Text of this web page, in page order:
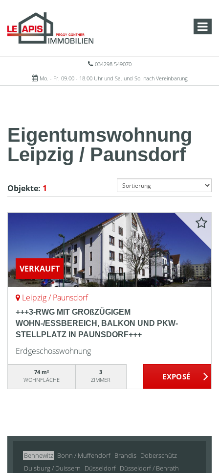
034298 549070
Mo. - Fr. 09.00 - 18.00 Uhr und Sa. und So. nach Vereinbarung
Eigentumswohnung
Leipzig / Paunsdorf
Objekte: 1
VERKAUFT
Leipzig / Paunsdorf
+++3-RWG MIT GROßZÜGIGEM
WOHN-/ESSBEREICH, BALKON UND PKW-
STELLPLATZ IN PAUNSDORF+++
Erdgeschosswohnung
74 m²
WOHNFLÄCHE
3
ZIMMER
Bennewitz Bonn / Muffendorf Brandis Doberschütz
Duisburg / Duissern Düsseldorf Düsseldorf / Benrath